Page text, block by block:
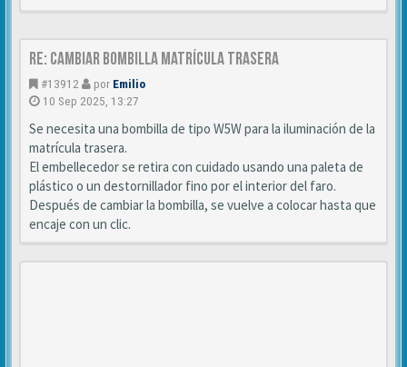
Re: Cambiar bombilla matrícula trasera
#13912 por Emilio
10 Sep 2025, 13:27
Se necesita una bombilla de tipo W5W para la iluminación de la
matrícula trasera.
El embellecedor se retira con cuidado usando una paleta de
plástico o un destornillador fino por el interior del faro.
Después de cambiar la bombilla, se vuelve a colocar hasta que
encaje con un clic.